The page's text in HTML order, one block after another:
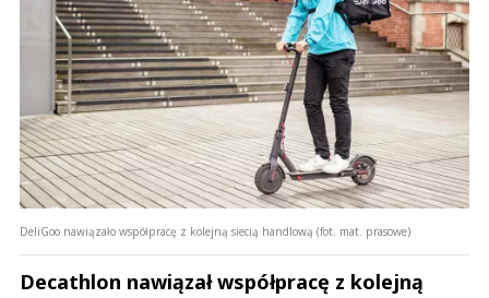
DeliGoo nawiązało współpracę z kolejną siecią handlową (fot. mat. prasowe)
Decathlon nawiązał współpracę z kolejną